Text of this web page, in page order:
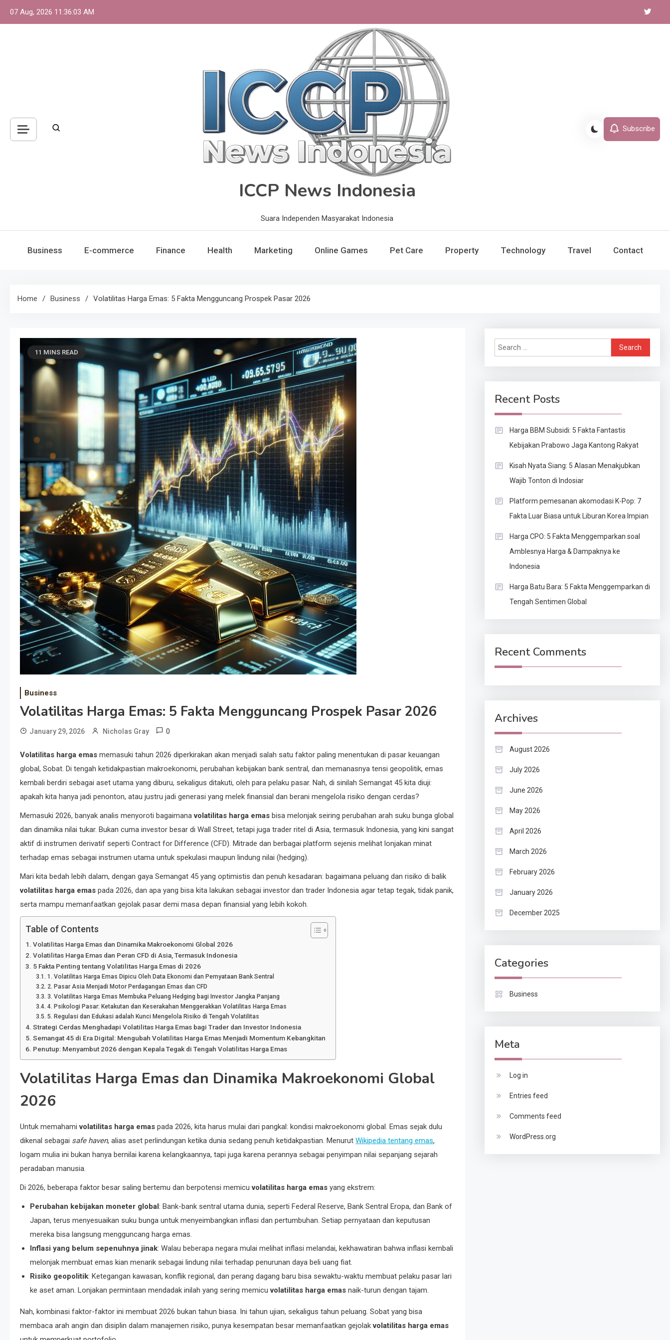
07 Aug, 2026 11:36:04 AM
ICCP News Indonesia
Suara Independen Masyarakat Indonesia
Subscribe
Business E-commerce Finance Health Marketing Online Games Pet Care Property Technology Travel Contact
Home Business Volatilitas Harga Emas: 5 Fakta Mengguncang Prospek Pasar 2026
11 MINS READ
Business
Volatilitas Harga Emas: 5 Fakta Mengguncang Prospek Pasar 2026
January 29, 2026 Nicholas Gray 0
Volatilitas harga emas memasuki tahun 2026 diperkirakan akan menjadi salah satu faktor paling menentukan di pasar keuangan
global, Sobat. Di tengah ketidakpastian makroekonomi, perubahan kebijakan bank sentral, dan memanasnya tensi geopolitik, emas
kembali berdiri sebagai aset utama yang diburu, sekaligus ditakuti, oleh para pelaku pasar. Nah, di sinilah Semangat 45 kita diuji:
apakah kita hanya jadi penonton, atau justru jadi generasi yang melek finansial dan berani mengelola risiko dengan cerdas?
Memasuki 2026, banyak analis menyoroti bagaimanavolatilitas harga emas bisa melonjak seiring perubahan arah suku bunga global
dan dinamika nilai tukar. Bukan cuma investor besar di Wall Street, tetapi juga trader ritel di Asia, termasuk Indonesia, yang kini sangat
aktif di instrumen derivatif seperti Contract for Difference (CFD). Mitrade dan berbagai platform sejenis melihat lonjakan minat
terhadap emas sebagai instrumen utama untuk spekulasi maupun lindung nilai (hedging).
Mari kita bedah lebih dalam, dengan gaya Semangat 45 yang optimistis dan penuh kesadaran: bagaimana peluang dan risiko di balik
volatilitas harga emas pada 2026, dan apa yang bisa kita lakukan sebagai investor dan trader Indonesia agar tetap tegak, tidak panik,
serta mampu memanfaatkan gejolak pasar demi masa depan finansial yang lebih kokoh.
Table of Contents
Volatilitas Harga Emas dan Dinamika Makroekonomi Global 2026
Volatilitas Harga Emas dan Peran CFD di Asia, Termasuk Indonesia
5 Fakta Penting tentang Volatilitas Harga Emas di 2026
1. Volatilitas Harga Emas Dipicu Oleh Data Ekonomi dan Pernyataan Bank Sentral
2. Pasar Asia Menjadi Motor Perdagangan Emas dan CFD
3. Volatilitas Harga Emas Membuka Peluang Hedging bagi Investor Jangka Panjang
4. Psikologi Pasar: Ketakutan dan Keserakahan Menggerakkan Volatilitas Harga Emas
5. Regulasi dan Edukasi adalah Kunci Mengelola Risiko di Tengah Volatilitas
Strategi Cerdas Menghadapi Volatilitas Harga Emas bagi Trader dan Investor Indonesia
Semangat 45 di Era Digital: Mengubah Volatilitas Harga Emas Menjadi Momentum Kebangkitan
Penutup: Menyambut 2026 dengan Kepala Tegak di Tengah Volatilitas Harga Emas
Volatilitas Harga Emas dan Dinamika Makroekonomi Global
2026
Untuk memahamivolatilitas harga emas pada 2026, kita harus mulai dari pangkal: kondisi makroekonomi global. Emas sejak dulu
dikenal sebagai safe haven, alias aset perlindungan ketika dunia sedang penuh ketidakpastian. Menurut Wikipedia tentang emas,
logam mulia ini bukan hanya bernilai karena kelangkaannya, tapi juga karena perannya sebagai penyimpan nilai sepanjang sejarah
peradaban manusia.
Di 2026, beberapa faktor besar saling bertemu dan berpotensi memicuvolatilitas harga emas yang ekstrem:
Perubahan kebijakan moneter global: Bank-bank sentral utama dunia, seperti Federal Reserve, Bank Sentral Eropa, dan Bank of
Japan, terus menyesuaikan suku bunga untuk menyeimbangkan inflasi dan pertumbuhan. Setiap pernyataan dan keputusan
mereka bisa langsung mengguncang harga emas.
Inflasi yang belum sepenuhnya jinak: Walau beberapa negara mulai melihat inflasi melandai, kekhawatiran bahwa inflasi kembali
melonjak membuat emas kian menarik sebagai lindung nilai terhadap penurunan daya beli uang fiat.
Risiko geopolitik: Ketegangan kawasan, konflik regional, dan perang dagang baru bisa sewaktu-waktu membuat pelaku pasar lari
ke aset aman. Lonjakan permintaan mendadak inilah yang sering memicuvolatilitas harga emas naik-turun dengan tajam.
Nah, kombinasi faktor-faktor ini membuat 2026 bukan tahun biasa. Ini tahun ujian, sekaligus tahun peluang. Sobat yang bisa
membaca arah angin dan disiplin dalam manajemen risiko, punya kesempatan besar memanfaatkan gejolakvolatilitas harga emas
Search
for:
Recent Posts
Harga BBM Subsidi: 5 Fakta Fantastis
Kebijakan Prabowo Jaga Kantong Rakyat
Kisah Nyata Siang: 5 Alasan Menakjubkan
Wajib Tonton di Indosiar
Platform pemesanan akomodasi K-Pop: 7
Fakta Luar Biasa untuk Liburan Korea Impian
Harga CPO: 5 Fakta Menggemparkan soal
Amblesnya Harga & Dampaknya ke
Indonesia
Harga Batu Bara: 5 Fakta Menggemparkan di
Tengah Sentimen Global
Recent Comments
Archives
August 2026
July 2026
June 2026
May 2026
April 2026
March 2026
February 2026
January 2026
December 2025
Categories
Business
Meta
Log in
Entries feed
Comments feed
WordPress.org